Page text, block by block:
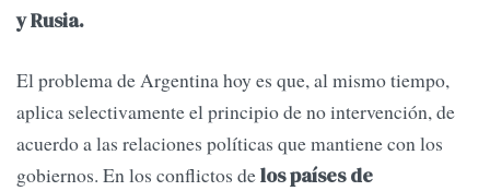
y Rusia.
El problema de Argentina hoy es que, al mismo tiempo,
aplica selectivamente el principio de no intervención, de
acuerdo a las relaciones políticas que mantiene con los
gobiernos. En los conflictos delos países de